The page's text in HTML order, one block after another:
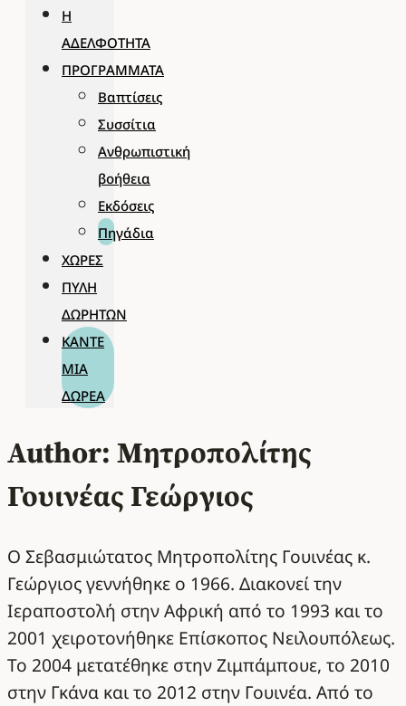
Η
ΑΔΕΛΦΌΤΗΤΑ
ΠΡΟΓΡΆΜΜΑΤΑ
Βαπτίσεις
Συσσίτια
Ανθρωπιστική
βοήθεια
Εκδόσεις
Πηγάδια
ΧΏΡΕΣ
ΠΎΛΗ
ΔΩΡΗΤΏΝ
ΚΆΝΤΕ
ΜΊΑ
ΔΩΡΕΆ
Author: Μητροπολίτης
Γουινέας Γεώργιος
Ο Σεβασμιώτατος Μητροπολίτης Γουινέας κ.
Γεώργιος γεννήθηκε ο 1966. Διακονεί την
Ιεραποστολή στην Αφρική από το 1993 και το
2001 χειροτονήθηκε Επίσκοπος Νειλουπόλεως.
Το 2004 μετατέθηκε στην Ζιμπάμπουε, το 2010
στην Γκάνα και το 2012 στην Γουινέα. Από το